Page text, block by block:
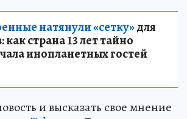
натянули «сетку»для
страна 13 лет тайно
инопланетных гостей
и высказать свое мнение